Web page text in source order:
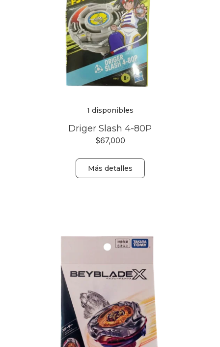
1 disponibles
Driger Slash 4-80P
$67,000
Más detalles